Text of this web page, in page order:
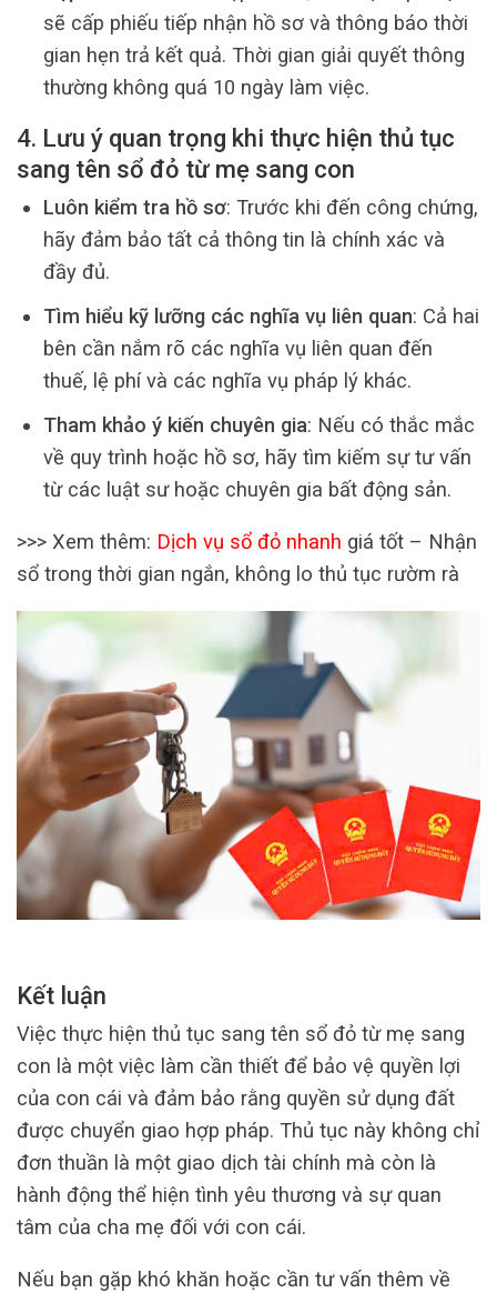
sẽ cấp phiếu tiếp nhận hồ sơ và thông báo thời
gian hẹn trả kết quả. Thời gian giải quyết thông
thường không quá 10 ngày làm việc.
4. Lưu ý quan trọng khi thực hiện thủ tục
sang tên sổ đỏ từ mẹ sang con
Luôn kiểm tra hồ sơ: Trước khi đến công chứng,
hãy đảm bảo tất cả thông tin là chính xác và
đầy đủ.
Tìm hiểu kỹ lưỡng các nghĩa vụ liên quan: Cả hai
bên cần nắm rõ các nghĩa vụ liên quan đến
thuế, lệ phí và các nghĩa vụ pháp lý khác.
Tham khảo ý kiến chuyên gia: Nếu có thắc mắc
về quy trình hoặc hồ sơ, hãy tìm kiếm sự tư vấn
từ các luật sư hoặc chuyên gia bất động sản.
>>> Xem thêm: Dịch vụ sổ đỏ nhanh giá tốt – Nhận
sổ trong thời gian ngắn, không lo thủ tục rườm rà
Kết luận
Việc thực hiện thủ tục sang tên sổ đỏ từ mẹ sang
con là một việc làm cần thiết để bảo vệ quyền lợi
của con cái và đảm bảo rằng quyền sử dụng đất
được chuyển giao hợp pháp. Thủ tục này không chỉ
đơn thuần là một giao dịch tài chính mà còn là
hành động thể hiện tình yêu thương và sự quan
tâm của cha mẹ đối với con cái.
Nếu bạn gặp khó khăn hoặc cần tư vấn thêm về